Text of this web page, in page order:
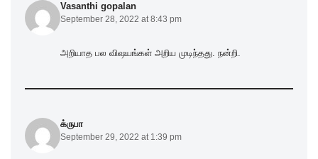
Vasanthi gopalan
September 28, 2022 at 8:43 pm
அறியாத பல விஷயங்கள் அறிய முடிந்தது. நன்றி.
க்ருபா
September 29, 2022 at 1:39 pm